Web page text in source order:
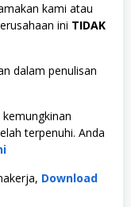
kami atau
ini TIDAK
dalam penulisan
kemungkinan
terpenuhi. Anda
Download